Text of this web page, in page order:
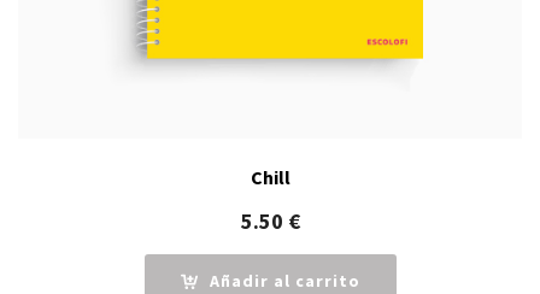
Chill
5.50 €
Añadir al carrito